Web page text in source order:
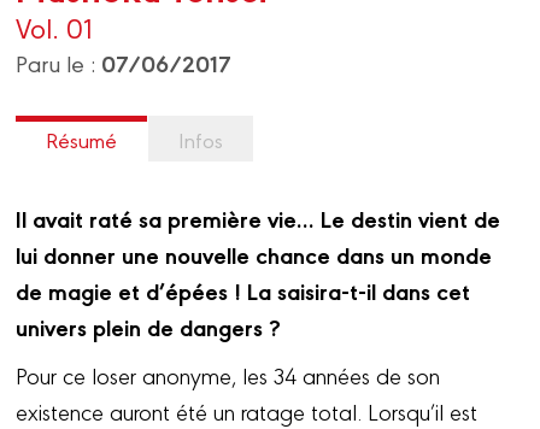
Vol. 01
Paru le : 07/06/2017
Résumé Infos
Il avait raté sa première vie… Le destin vient de
lui donner une nouvelle chance dans un monde
de magie et d’épées ! La saisira-t-il dans cet
univers plein de dangers ?
Pour ce loser anonyme, les 34 années de son
existence auront été un ratage total. Lorsqu’il est